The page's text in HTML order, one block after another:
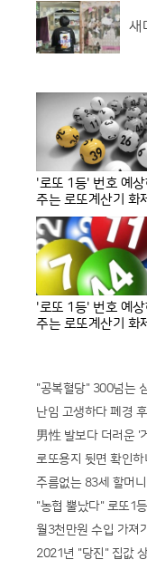
새
'로또 1등' 번호 예상
주는 로또계산기 화
'로또 1등' 번호 예상
주는 로또계산기 화
난임 고생하다 폐경
男性 발보다 더러운 '
로또용지 뒷면 확인
주름없는 83세 할머
"농협 뿔났다" 로또1
월3천만원 수입 가져
2021년 "당진" 집값